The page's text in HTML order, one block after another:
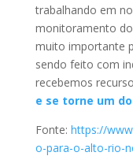
trabalhando em
monitoramento
muito importante
sendo feito com
recebemos
e se torne um
Fonte: https://
o-para-o-alto-rio-